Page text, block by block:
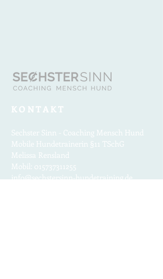
KONTAKT
Sechster Sinn - Coaching Mensch Hund
Mobile Hundetrainerin §11 TSchG
Melissa Rensland
Mobil: 015737311255
info@sechstersinn-hundetraining.de